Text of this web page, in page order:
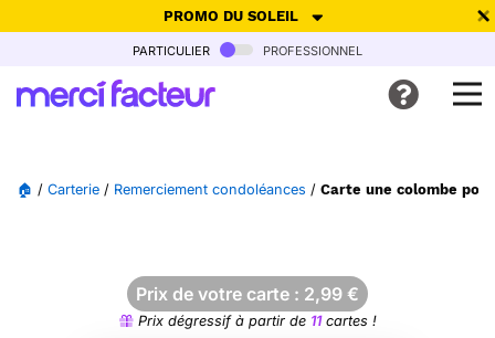
PROMO DU SOLEIL
-30% de réduction avec le code SUMMER26pour envoyer des
Ne plus afficher
particulier professionnel
🏠 / Carterie / Remerciement condoléances / Carte une colombe
Prix de votre carte : 2,99 €
Prix dégressif à partir de 11cartes !